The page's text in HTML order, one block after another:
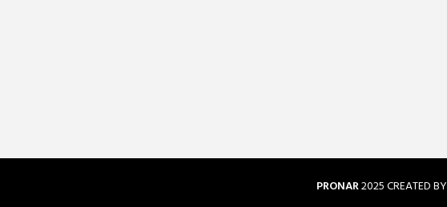
PRONAR2025 CREATED BY